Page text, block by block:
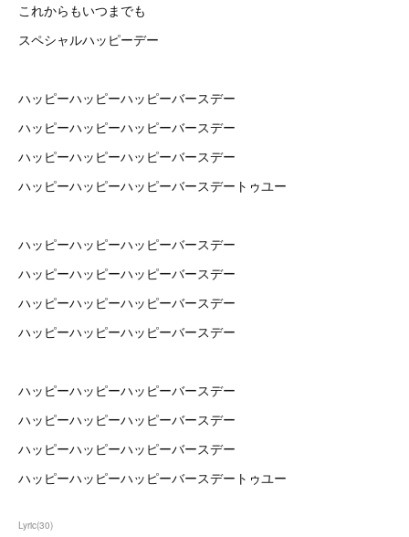
これからもいつまでも
スペシャルハッピーデー
ハッピーハッピーハッピーバースデー
ハッピーハッピーハッピーバースデー
ハッピーハッピーハッピーバースデー
ハッピーハッピーハッピーバースデートゥユー
ハッピーハッピーハッピーバースデー
ハッピーハッピーハッピーバースデー
ハッピーハッピーハッピーバースデー
ハッピーハッピーハッピーバースデー
ハッピーハッピーハッピーバースデー
ハッピーハッピーハッピーバースデー
ハッピーハッピーハッピーバースデー
ハッピーハッピーハッピーバースデートゥユー
Lyric(30)